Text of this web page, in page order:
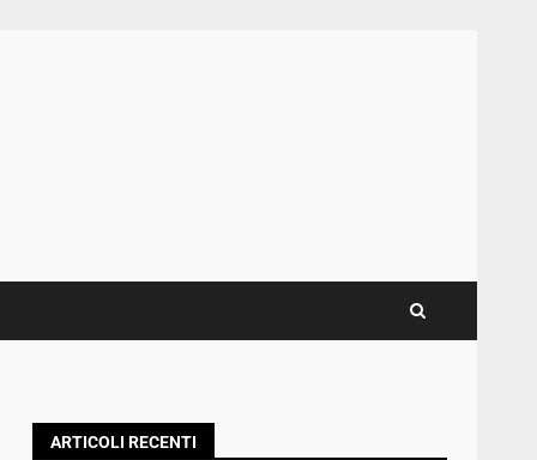
ARTICOLI RECENTI